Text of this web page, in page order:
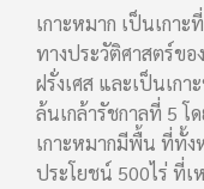
เกาะหมาก เป็นเกา
ทางประวัติศาสตร์ข
ฝรั่งเศส และเป็นเกา
ล้นเกล้ารัชกาลที่ 5 โ
เกาะหมากมีพื้น ที่ทั้ง
ประโยชน์ 500ไร่ ที่